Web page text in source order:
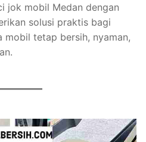
jok mobil Medan dengan
solusi praktis bagi
mobil tetap bersih, nyaman,